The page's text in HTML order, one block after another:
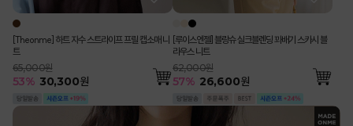
[Theonme] 하트 자수 스트라이프 프릴 캡소매 니
트
65,000원
53% 30,300원
[루이스엔젤] 블랑슈 실크블렌딩 꽈배기 스카시 블
라우스 니트
62,000원
57% 26,600원